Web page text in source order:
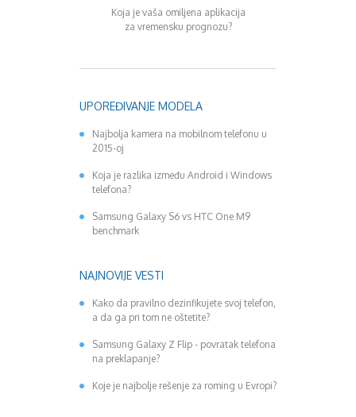
Koja je vaša omiljena aplikacija
za vremensku prognozu?
UPOREĐIVANJE MODELA
Najbolja kamera na mobilnom telefonu u
2015-oj
Koja je razlika između Android i Windows
telefona?
Samsung Galaxy S6 vs HTC One M9
benchmark
NAJNOVIJE VESTI
Kako da pravilno dezinfikujete svoj telefon,
a da ga pri tom ne oštetite?
Samsung Galaxy Z Flip - povratak telefona
na preklapanje?
Koje je najbolje rešenje za roming u Evropi?